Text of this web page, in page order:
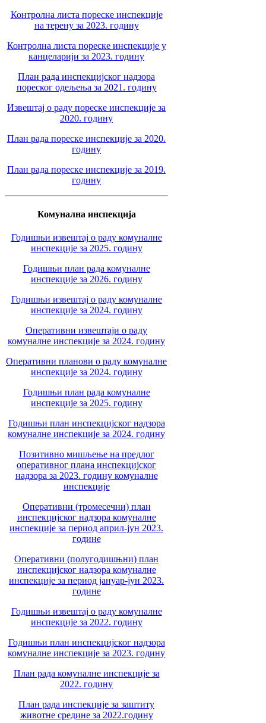
Контролна листа пореске инспекције
на терену за 2023. годину
Контролна листа пореске инспекције у
канцеларији за 2023. годину
План рада инспекцијског надзора
пореског одељења за 2021. годину
Извештај о раду пореске инспекције за
2020. годину
План рада пореске инспекције за 2020.
годину
План рада пореске инспекције за 2019.
годину
Комунална инспекција
Годишњи извештај о раду комуналне
инспекције за 2025. годину
Годишњи план рада комуналне
инспекције за 2026. годину
Годишњи извештај о раду комуналне
инспекције за 2024. годину
Оперативни извештаји о раду
комуналне инспекције за 2024. годину
Оперативни планови о раду комуналне
инспекције за 2024. годину
Годишњи план рада комуналне
инспекције за 2025. годину
Годишњи план инспекцијског надзора
комуналне инспекције за 2024. годину
Позитивно мишљење на предлог
оперативног плана инспекцијског
надзора за 2023. годину комуналне
инспекције
Оперативни (тромесечни) план
инспекцијског надзора комуналне
инспекције за период април-јун 2023.
године
Оперативни (полугодишњни) план
инспекцијског надзора комуналне
инспекције за период јануар-јун 2023.
године
Годишњи извештај о раду комуналне
инспекције за 2022. годину
Годишњи план инспекцијског надзора
комуналне инспекције за 2023. годину
План рада комуналне инспекције за
2022. годину
План рада инспекције за заштиту
животне средине за 2022.годину